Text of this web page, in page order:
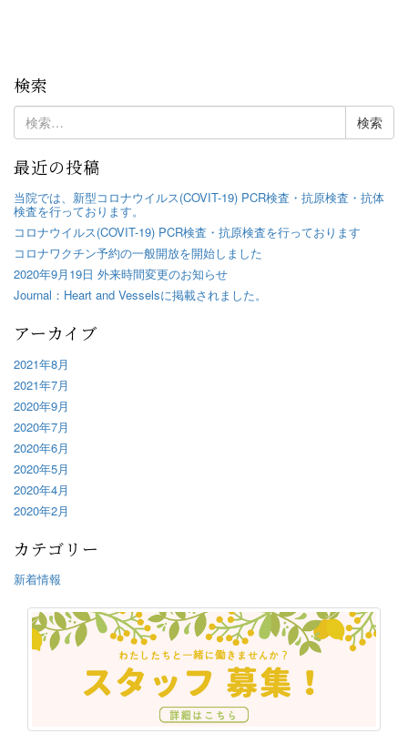
検索
検
索:
最近の投稿
当院では、新型コロナウイルス(COVIT-19) PCR検査・抗原検査・抗体
検査を行っております。
コロナウイルス(COVIT-19) PCR検査・抗原検査を行っております
コロナワクチン予約の一般開放を開始しました
2020年9月19日 外来時間変更のお知らせ
Journal：Heart and Vesselsに掲載されました。
アーカイブ
2021年8月
2021年7月
2020年9月
2020年7月
2020年6月
2020年5月
2020年4月
2020年2月
カテゴリー
新着情報